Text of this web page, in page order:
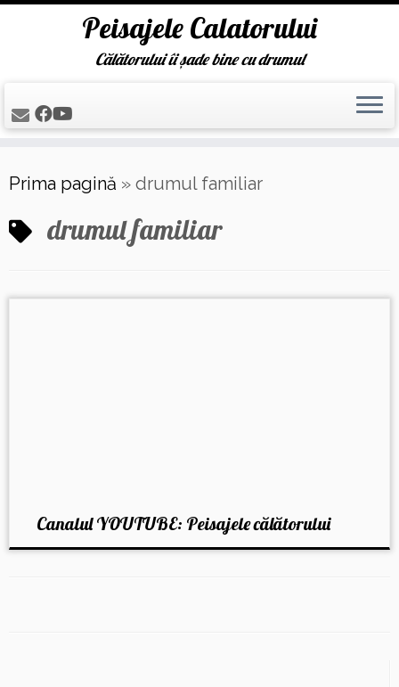
to
content
Peisajele Calatorului
Călătorului îi șade bine cu drumul
Prima pagină » drumul familiar
drumul familiar
Canalul YOUTUBE: Peisajele călătorului